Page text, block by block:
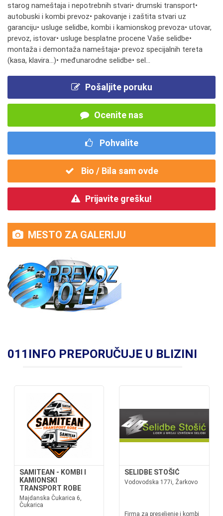
starog nameštaja i nepotrebnih stvari• drumski transport•
autobuski i kombi prevoz• pakovanje i zaštita stvari uz
garanciju• usluge selidbe, kombi i kamionskog prevoza• utovar,
prevoz, istovar• usluge besplatne procene Vaše selidbe•
montaža i demontaža nameštaja• prevoz specijalnih tereta
(kasa, klavira...)• međunarodne selidbe• sel...
Pošaljite poruku
Ocenite nas
Pohvalite
Bio / Bila sam ovde
Prijavite grešku!
MESTO ZA GALERIJU
011INFO PREPORUČUJE U BLIZINI
SAMITEAN - KOMBI I
KAMIONSKI
TRANSPORT ROBE
Majdanska Čukarica 6,
Čukarica
SELIDBE STOŠIĆ
Vodovodska 177i, Žarkovo
Firma za preseljenje i kombi